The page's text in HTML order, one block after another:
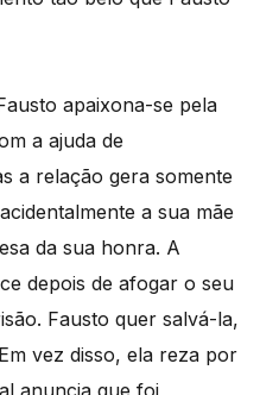
apaixona-se pela
a ajuda de
a relação gera somente
a sua mãe
da sua honra. A
depois de afogar o seu
Fausto quer salvá-la,
vez disso, ela reza por
anuncia que foi